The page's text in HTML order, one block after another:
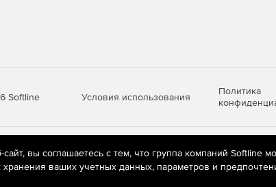
Softline Условия использования
Политика
технологии(информационные технологии
пользователей сети «Интернет», находящихся на
вы соглашаетесь с тем, что группа компаний Softline
ваших учетных данных, параметров и